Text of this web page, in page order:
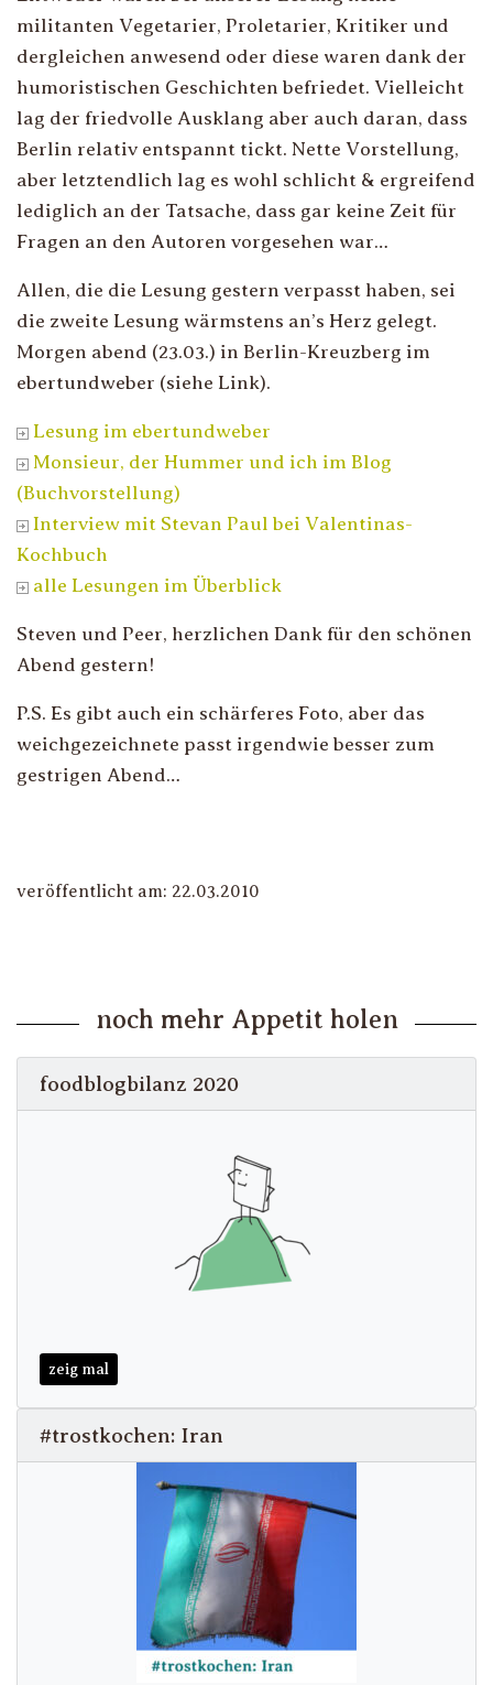
militanten Vegetarier, Proletarier, Kritiker und
dergleichen anwesend oder diese waren dank der
humoristischen Geschichten befriedet. Vielleicht
lag der friedvolle Ausklang aber auch daran, dass
Berlin relativ entspannt tickt. Nette Vorstellung,
aber letztendlich lag es wohl schlicht & ergreifend
lediglich an der Tatsache, dass gar keine Zeit für
Fragen an den Autoren vorgesehen war…
Allen, die die Lesung gestern verpasst haben, sei
die zweite Lesung wärmstens an’s Herz gelegt.
Morgen abend (23.03.) in Berlin-Kreuzberg im
ebertundweber (siehe Link).
Lesung im ebertundweber
Monsieur, der Hummer und ich im Blog
(Buchvorstellung)
Interview mit Stevan Paul bei Valentinas-
Kochbuch
alle Lesungen im Überblick
Steven und Peer, herzlichen Dank für den schönen
Abend gestern!
P.S. Es gibt auch ein schärferes Foto, aber das
weichgezeichnete passt irgendwie besser zum
gestrigen Abend…
veröffentlicht am: 22.03.2010
noch mehr Appetit holen
foodblogbilanz 2020
zeig mal
#trostkochen: Iran